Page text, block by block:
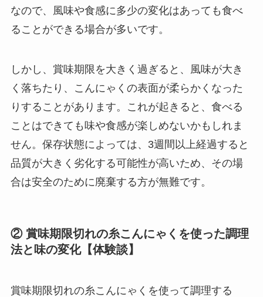
なので、風味や食感に多少の変化はあっても食べ
ることができる場合が多いです。
しかし、賞味期限を大きく過ぎると、風味が大き
く落ちたり、こんにゃくの表面が柔らかくなった
りすることがあります。これが起きると、食べる
ことはできても味や食感が楽しめないかもしれま
せん。保存状態によっては、3週間以上経過すると
品質が大きく劣化する可能性が高いため、その場
合は安全のために廃棄する方が無難です。
② 賞味期限切れの糸こんにゃくを使った調理
法と味の変化【体験談】
賞味期限切れの糸こんにゃくを使って調理する